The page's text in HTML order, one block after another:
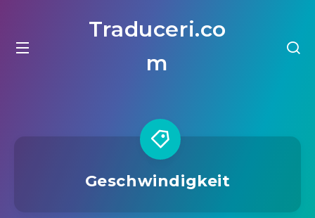
Traduceri.co
m
Geschwindigkeit